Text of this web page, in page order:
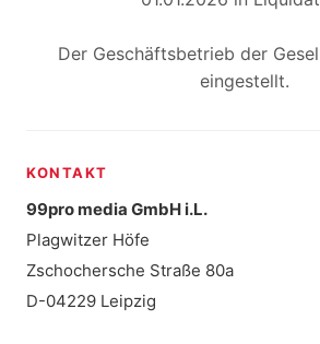
Der Geschäftsbetrieb der
eingestellt.
KONTAKT
99pro media GmbH i.L.
Plagwitzer Höfe
Zschochersche Straße 80a
D-04229 Leipzig